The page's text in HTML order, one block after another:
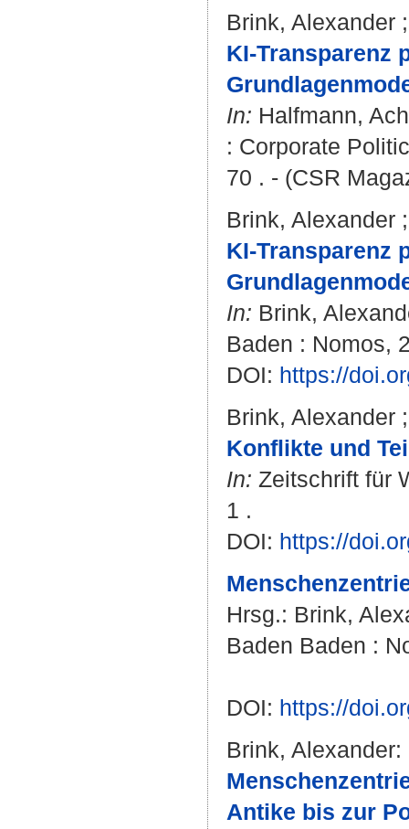
Brink, Alexander
KI-Transparenz
In: Halfmann,
: Corporate
70 . - (CSR
Brink, Alexander
KI-Transparenz
In: Brink,
Baden : Nomos,
DOI: https://
Brink, Alexander
Konflikte und
In: Zeitschrift für
1 .
DOI: https://
Hrsg.: Brink,
Baden Baden :
DOI: https://
Brink, Alexander:
Antike bis zur